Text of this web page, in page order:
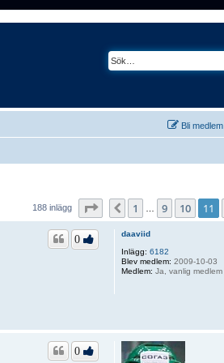
Bli medlem
188 inlägg Sida 11av13
Föregående
1 9 10 11
daaviid
Inlägg: 6182
Blev medlem: 2009-10-03
Medlem: Ja, vanlig medlem
0
0